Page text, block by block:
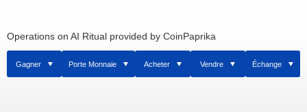
Operations on AI Ritual provided by CoinPaprika
Gagner Porte Monnaie Acheter Vendre Échange